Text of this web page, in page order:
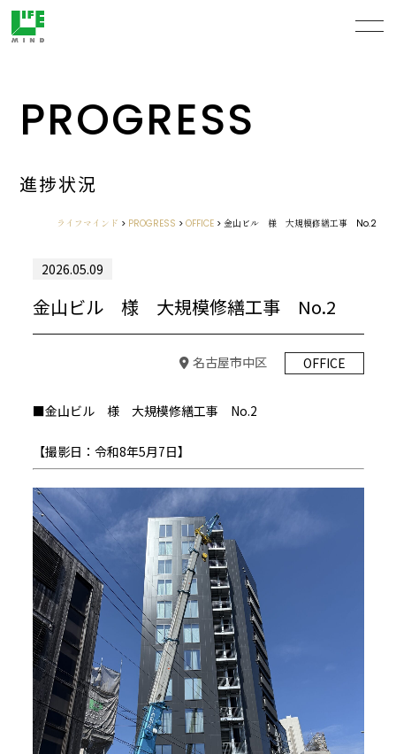
PROGRESS
進捗状況
ライフマインド > PROGRESS > OFFICE> 金山ビル 様 大規模修繕工事 No.2
2026.05.09
金山ビル 様 大規模修繕工事 No.2
名古屋市中区 OFFICE
■金山ビル 様 大規模修繕工事 No.2
【撮影日：令和8年5月7日】